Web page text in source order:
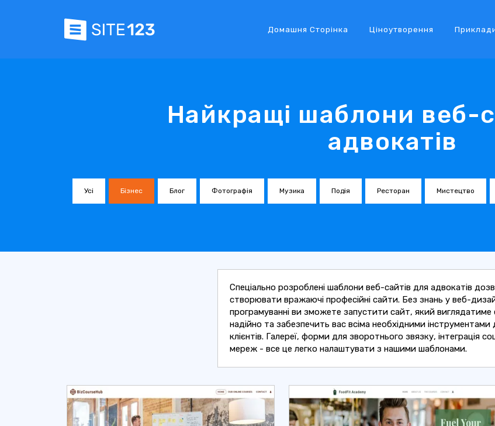
Домашня Сторінка Ціноутворення
Найкращі шаблони веб-
адвокатів
Усі Бізнес Блог Фотографія Музика Подія Ресторан Мистецтво
Спеціально розроблені шаблони веб-сайтів для адвокатів
створювати вражаючі професійні сайти. Без знань у веб-
програмуванні ви зможете запустити сайт, який виглядатиме
надійно та забезпечить вас всіма необхідними інструментами
клієнтів. Галереї, форми для зворотнього звязку, інтеграція
мереж - все це легко налаштувати з нашими шаблонами.